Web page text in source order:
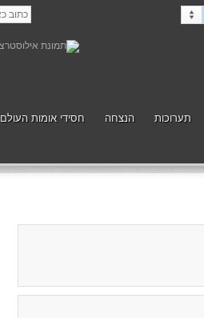
תערוכות הנצחה חסידי אומות העולם